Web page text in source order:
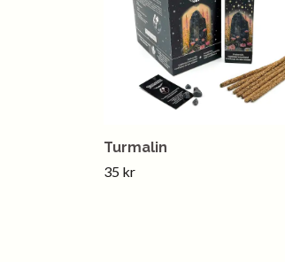
Turmalin
35 kr